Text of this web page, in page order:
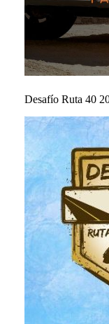
Desafío Ruta 40